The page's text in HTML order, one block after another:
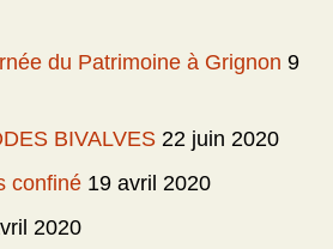
du Patrimoine à Grignon 9
BIVALVES 22 juin 2020
confiné 19 avril 2020
2020